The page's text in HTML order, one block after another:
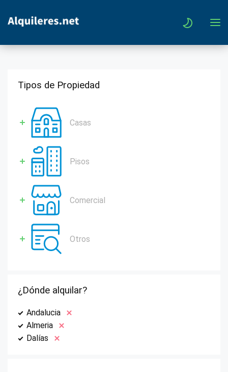
Tipos de Propiedad
Casas
Pisos
Comercial
Otros
¿Dónde alquilar?
Andalucia
Almeria
Dalías